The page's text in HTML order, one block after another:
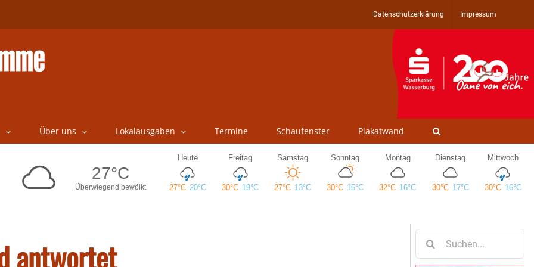
Datenschutzerklärung Impressum
Über uns Lokalausgaben Termine Schaufenster Plakatwand
antwortet
nach: